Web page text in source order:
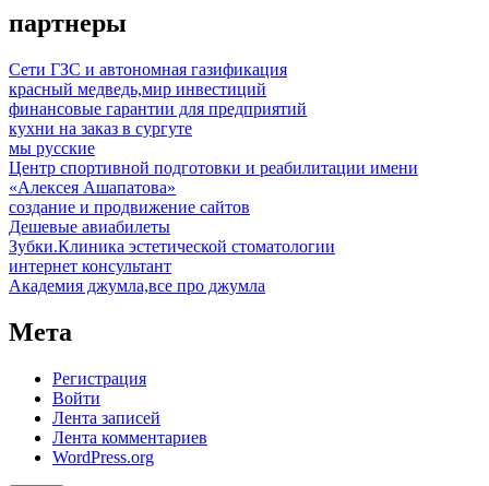
партнеры
Сети ГЗС и автономная газификация
красный медведь,мир инвестиций
финансовые гарантии для предприятий
кухни на заказ в сургуте
мы русские
Центр спортивной подготовки и реабилитации имени
«Алексея Ашапатова»
создание и продвижение сайтов
Дешевые авиабилеты
Зубки.Клиника эстетической стоматологии
интернет консультант
Академия джумла,все про джумла
Мета
Регистрация
Войти
Лента записей
Лента комментариев
WordPress.org